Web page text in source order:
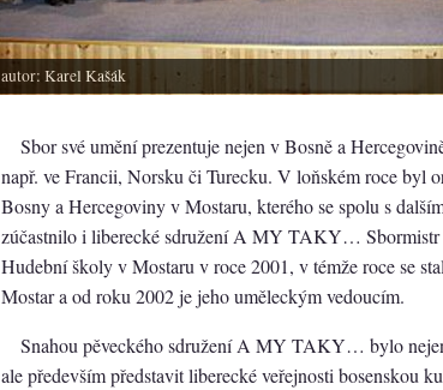
autor: Karel Kašák
Sbor své umění prezentuje nejen v Bosně a
např. ve Francii, Norsku či Turecku. V loňském roce byl
Bosny a Hercegoviny v Mostaru, kterého se spolu s
zúčastnilo i liberecké sdružení A MY TAKY… Sbormistr
Hudební školy v Mostaru v roce 2001, v témže roce se
Mostar a od roku 2002 je jeho uměleckým vedoucím.
Snahou pěveckého sdružení A MY TAKY… bylo
ale především představit liberecké veřejnosti bosenskou